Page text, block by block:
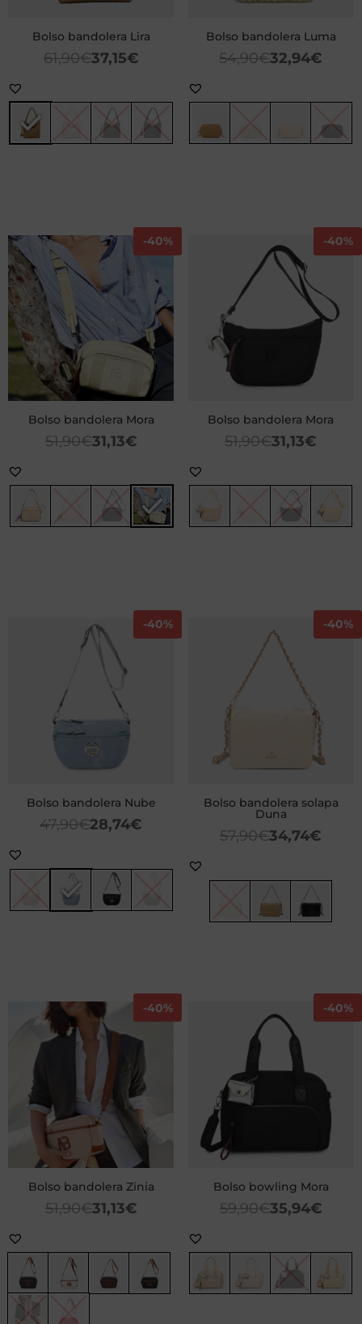
Bolso bandolera Lira
61,90€37,15€
Bolso bandolera Luma
54,90€32,94€
-40%
Bolso bandolera Mora
51,90€31,13€
-40%
Bolso bandolera Mora
51,90€31,13€
-40%
Bolso bandolera Nube
47,90€28,74€
-40%
Bolso bandolera solapa
Duna
57,90€34,74€
-40%
Bolso bandolera Zinia
51,90€31,13€
-40%
Bolso bowling Mora
59,90€35,94€